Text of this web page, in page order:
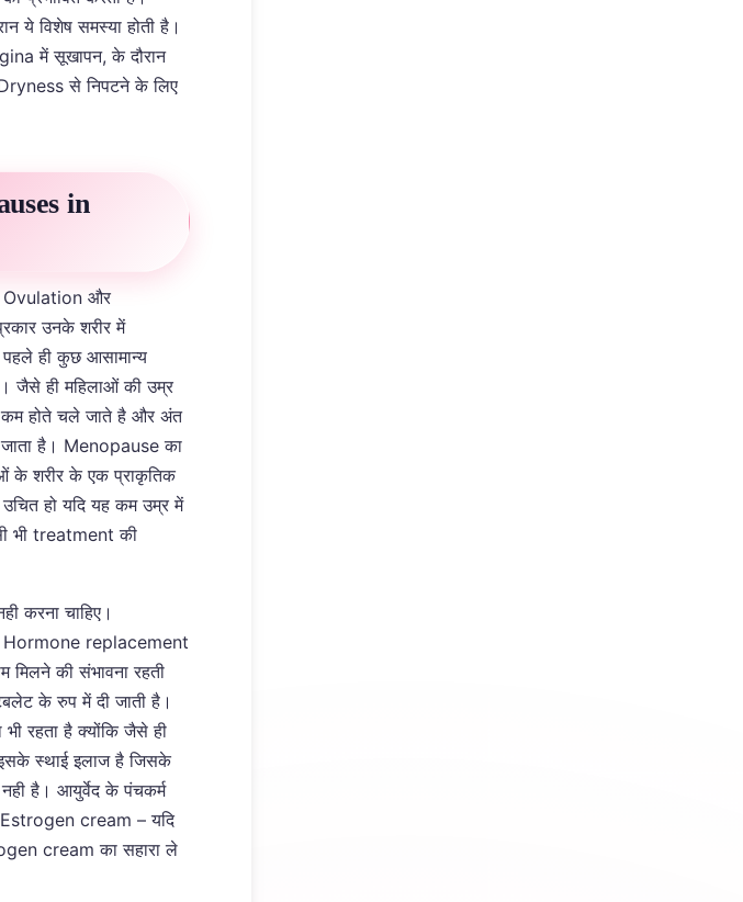
ये विशेष समस्या होती है।
में सूखापन, के दौरान
से निपटने के लिए
in
Ovulation और
उनके शरीर में
ही कुछ आसामान्य
जैसे ही महिलाओं की उम्र
कम होते चले जाते है और अंत
है। Menopause का
के शरीर के एक प्राकृतिक
हो यदि यह कम उम्र में
भी treatment की
करना चाहिए।
Hormone replacement
की संभावना रहती
के रुप में दी जाती है।
रहता है क्योंकि जैसे ही
स्थाई इलाज है जिसके
है। आयुर्वेद के पंचकर्म
Estrogen cream – यदि
cream का सहारा ले